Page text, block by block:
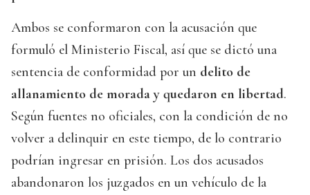
Ambos se conformaron con la acusación que
formuló el Ministerio Fiscal, así que se dictó una
sentencia de conformidad por un delito de
allanamiento de morada y quedaron en libertad.
Según fuentes no oficiales, con la condición de no
volver a delinquir en este tiempo, de lo contrario
podrían ingresar en prisión. Los dos acusados
abandonaron los juzgados en un vehículo de la